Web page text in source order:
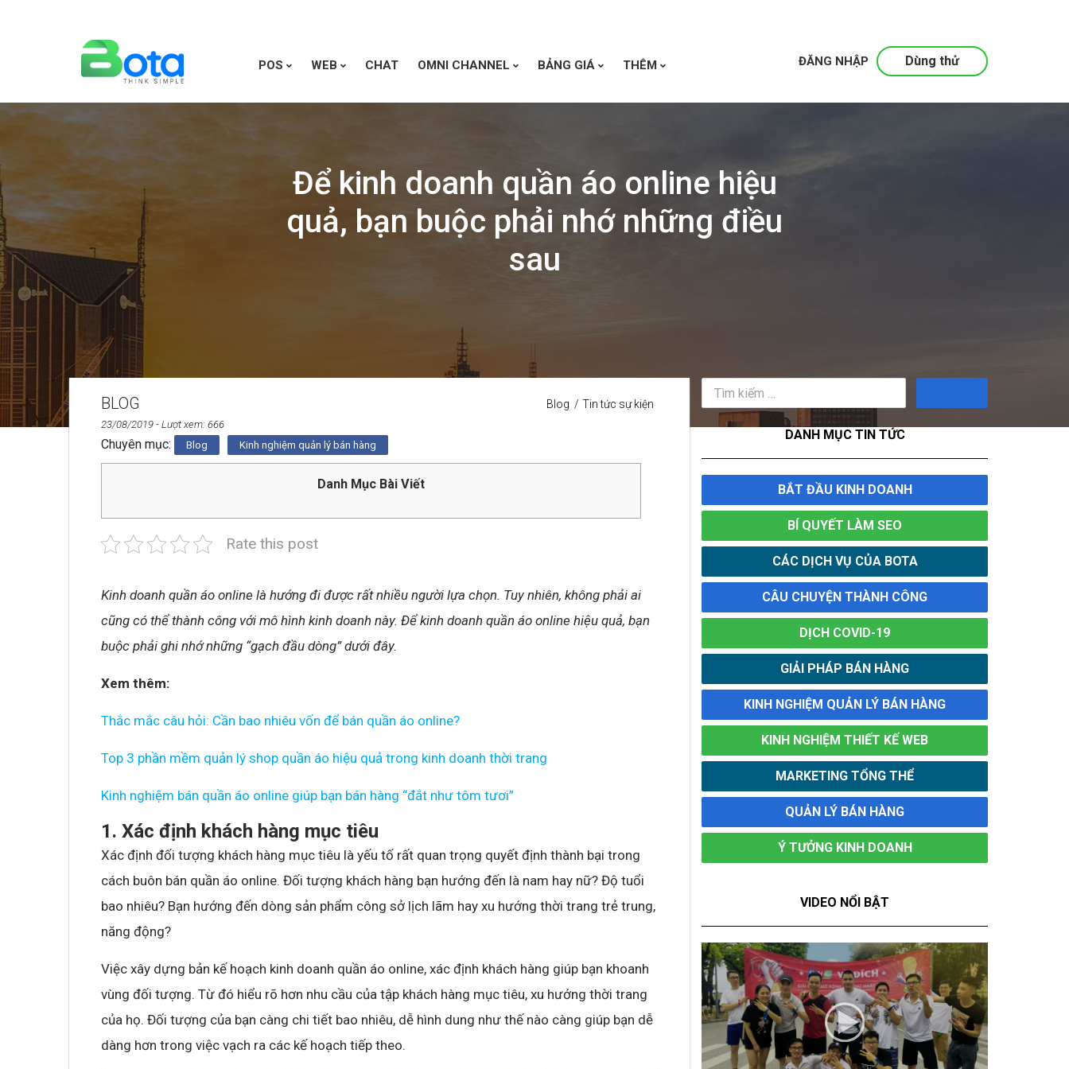
POS WEB CHAT OMNI CHANNEL BẢNG GIÁ THÊM Dùng thử
ĐĂNG NHẬP
Để kinh doanh quần áo online hiệu
quả, bạn buộc phải nhớ những điều
sau
BLOG Blog Tin tức sự kiện
23/08/2019 - Lượt xem: 666
Chuyên mục: Blog Kinh nghiệm quản lý bán hàng
Danh Mục Bài Viết
Rate this post
Kinh doanh quần áo online là hướng đi được rất nhiều người lựa chọn. Tuy nhiên, không phải ai
cũng có thể thành công với mô hình kinh doanh này. Để kinh doanh quần áo online hiệu quả, bạn
buộc phải ghi nhớ những “gạch đầu dòng” dưới đây.
Xem thêm:
Thắc mắc câu hỏi: Cần bao nhiêu vốn để bán quần áo online?
Top 3 phần mềm quản lý shop quần áo hiệu quả trong kinh doanh thời trang
Kinh nghiệm bán quần áo online giúp bạn bán hàng “đắt như tôm tươi”
1. Xác định khách hàng mục tiêu
Xác định đối tượng khách hàng mục tiêu là yếu tố rất quan trọng quyết định thành bại trong
cách buôn bán quần áo online. Đối tượng khách hàng bạn hướng đến là nam hay nữ? Độ tuổi
bao nhiêu? Bạn hướng đến dòng sản phẩm công sở lịch lãm hay xu hướng thời trang trẻ trung,
năng động?
Việc xây dựng bản kế hoạch kinh doanh quần áo online, xác định khách hàng giúp bạn khoanh
vùng đối tượng. Từ đó hiểu rõ hơn nhu cầu của tập khách hàng mục tiêu, xu hướng thời trang
của họ. Đối tượng của bạn càng chi tiết bao nhiêu, dễ hình dung như thế nào càng giúp bạn dễ
dàng hơn trong việc vạch ra các kế hoạch tiếp theo.
DANH MỤC TIN TỨC
BẮT ĐẦU KINH DOANH
BÍ QUYẾT LÀM SEO
CÁC DỊCH VỤ CỦA BOTA
CÂU CHUYỆN THÀNH CÔNG
DỊCH COVID-19
GIẢI PHÁP BÁN HÀNG
KINH NGHIỆM QUẢN LÝ BÁN HÀNG
KINH NGHIỆM THIẾT KẾ WEB
MARKETING TỔNG THỂ
QUẢN LÝ BÁN HÀNG
Ý TƯỞNG KINH DOANH
VIDEO NỔI BẬT